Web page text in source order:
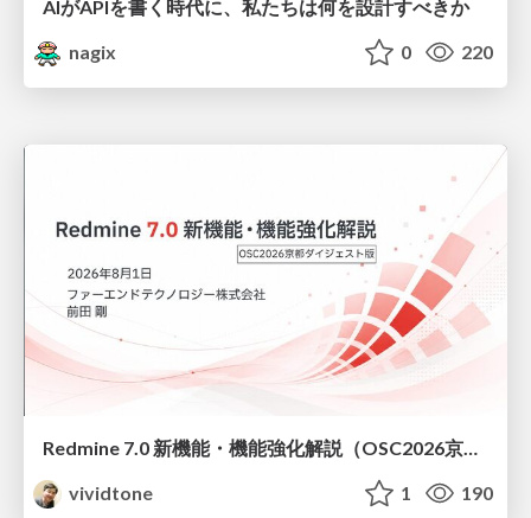
AIがAPIを書く時代に、私たちは何を設計すべきか
nagix
0 220
Redmine 7.0 新機能・機能強化解説（OSC2026京都ダイジェスト版）
vividtone
1 190